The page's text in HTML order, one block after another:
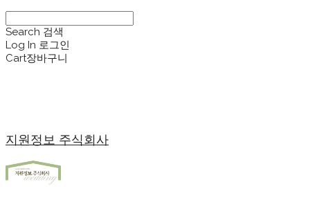
Search 검색
Log In 로그인
Cart장바구니
지원정보 주식회사